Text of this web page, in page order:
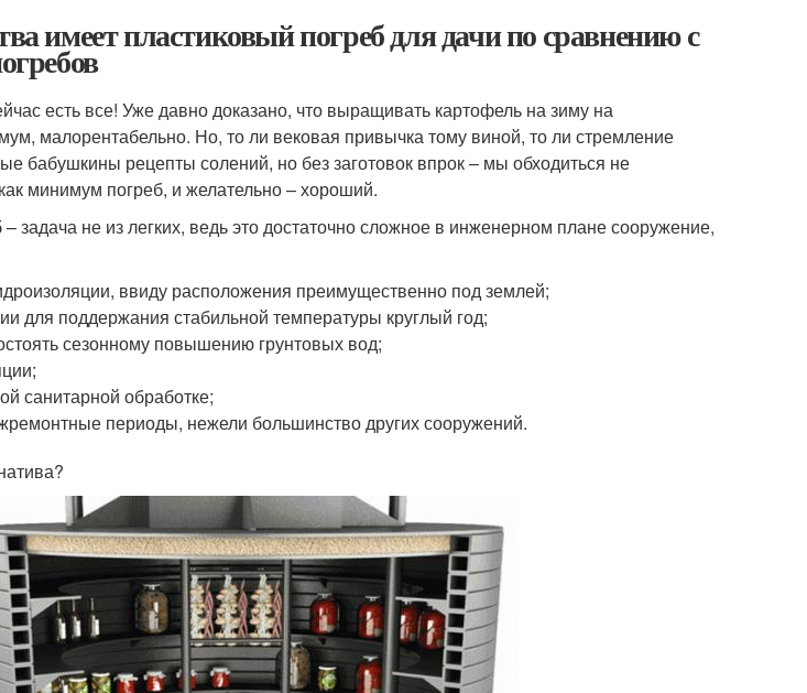
имеет пластиковый погреб для дачи по сравнению с
есть все! Уже давно доказано, что выращивать картофель на зиму на
малорентабельно. Но, то ли вековая привычка тому виной, то ли стремление
бабушкины рецепты солений, но без заготовок впрок – мы обходиться не
минимум погреб, и желательно – хороший.
задача не из легких, ведь это достаточно сложное в инженерном плане сооружение,
ввиду расположения преимущественно под землей;
для поддержания стабильной температуры круглый год;
сезонному повышению грунтовых вод;
санитарной обработке;
периоды, нежели большинство других сооружений.